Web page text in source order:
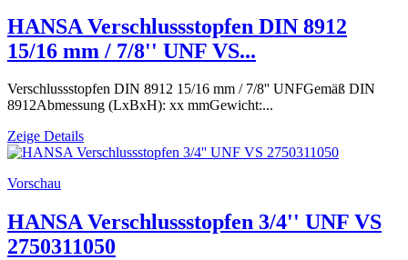
HANSA Verschlussstopfen DIN 8912
15/16 mm / 7/8'' UNF VS...
Verschlussstopfen DIN 8912 15/16 mm / 7/8'' UNFGemäß DIN
8912Abmessung (LxBxH): xx mmGewicht:...
Zeige Details
Vorschau
HANSA Verschlussstopfen 3/4'' UNF VS
2750311050